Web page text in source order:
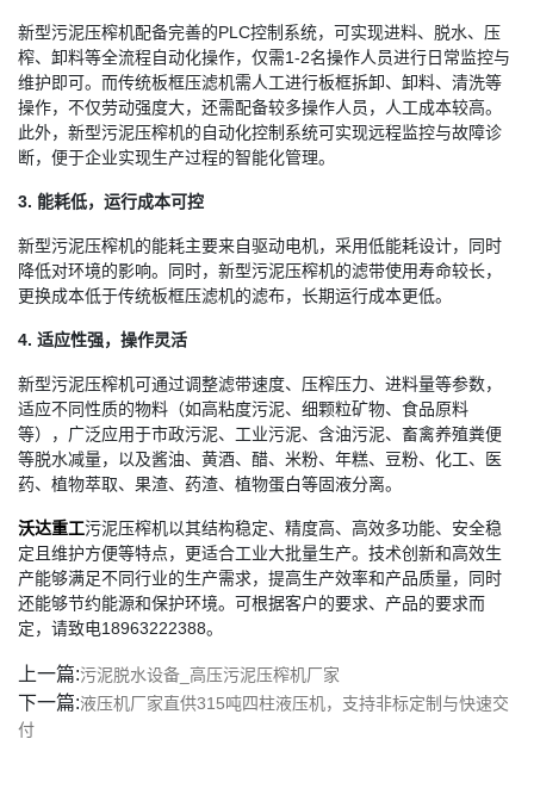
新型污泥压榨机配备完善的PLC控制系统，可实现进料、脱水、压
榨、卸料等全流程自动化操作，仅需1-2名操作人员进行日常监控与
维护即可。而传统板框压滤机需人工进行板框拆卸、卸料、清洗等
操作，不仅劳动强度大，还需配备较多操作人员，人工成本较高。
此外，新型污泥压榨机的自动化控制系统可实现远程监控与故障诊
断，便于企业实现生产过程的智能化管理。
3. 能耗低，运行成本可控
新型污泥压榨机的能耗主要来自驱动电机，采用低能耗设计，同时
降低对环境的影响。同时，新型污泥压榨机的滤带使用寿命较长，
更换成本低于传统板框压滤机的滤布，长期运行成本更低。
4. 适应性强，操作灵活
新型污泥压榨机可通过调整滤带速度、压榨压力、进料量等参数，
适应不同性质的物料（如高粘度污泥、细颗粒矿物、食品原料
等），广泛应用于市政污泥、工业污泥、含油污泥、畜禽养殖粪便
等脱水减量，以及酱油、黄酒、醋、米粉、年糕、豆粉、化工、医
药、植物萃取、果渣、药渣、植物蛋白等固液分离。
沃达重工污泥压榨机以其结构稳定、精度高、高效多功能、安全稳
定且维护方便等特点，更适合工业大批量生产。技术创新和高效生
产能够满足不同行业的生产需求，提高生产效率和产品质量，同时
还能够节约能源和保护环境。可根据客户的要求、产品的要求而
定，请致电18963222388。
上一篇:污泥脱水设备_高压污泥压榨机厂家
下一篇:液压机厂家直供315吨四柱液压机，支持非标定制与快速交
付